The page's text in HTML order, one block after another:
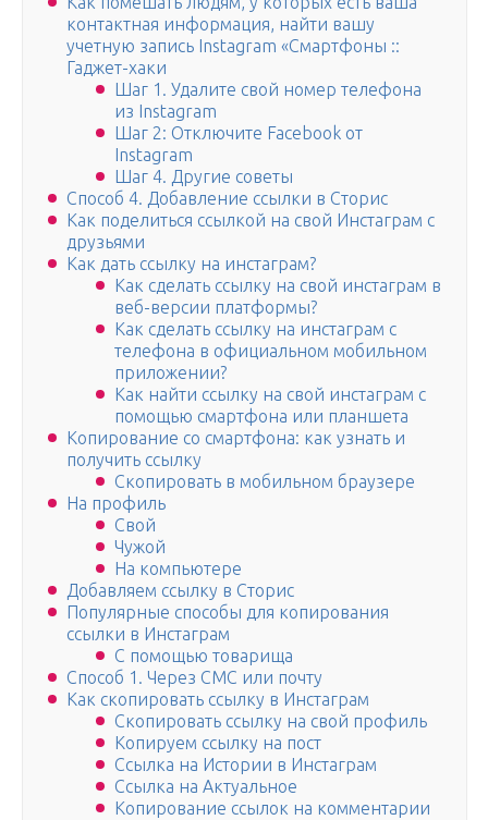
контактная информация, найти вашу
учетную запись Instagram «Смартфоны ::
Гаджет-хаки
Шаг 1. Удалите свой номер телефона
из Instagram
Шаг 2: Отключите Facebook от
Instagram
Шаг 4. Другие советы
Способ 4. Добавление ссылки в Сторис
Как поделиться ссылкой на свой Инстаграм с
друзьями
Как дать ссылку на инстаграм?
Как сделать ссылку на свой инстаграм в
веб-версии платформы?
Как сделать ссылку на инстаграм с
телефона в официальном мобильном
приложении?
Как найти ссылку на свой инстаграм с
помощью смартфона или планшета
Копирование со смартфона: как узнать и
получить ссылку
Скопировать в мобильном браузере
На профиль
Свой
Чужой
На компьютере
Добавляем ссылку в Сторис
Популярные способы для копирования
ссылки в Инстаграм
С помощью товарища
Способ 1. Через СМС или почту
Как скопировать ссылку в Инстаграм
Скопировать ссылку на свой профиль
Копируем ссылку на пост
Ссылка на Истории в Инстаграм
Ссылка на Актуальное
Копирование ссылок на комментарии